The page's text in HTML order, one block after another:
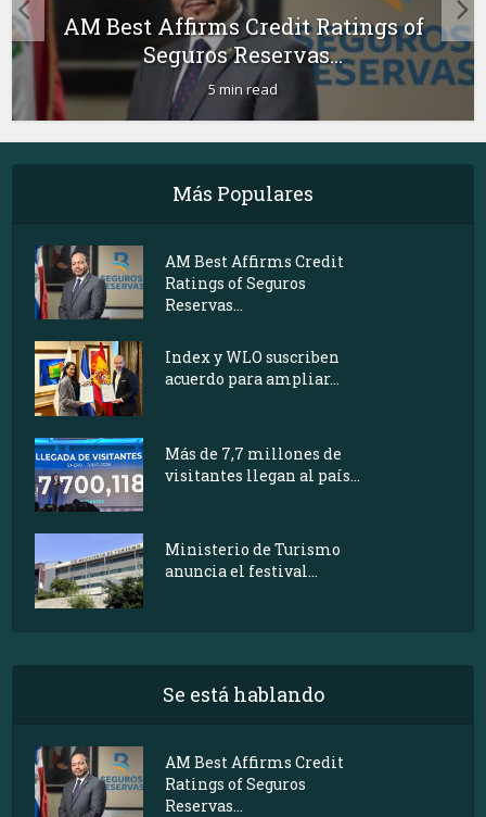
AM Best Affirms Credit Ratings of
Seguros Reservas...
5 min read
Más Populares
AM Best Affirms Credit
Ratings of Seguros
Reservas...
Index y WLO suscriben
acuerdo para ampliar...
Más de 7,7 millones de
visitantes llegan al país...
Ministerio de Turismo
anuncia el festival...
Se está hablando
AM Best Affirms Credit
Ratings of Seguros
Reservas...